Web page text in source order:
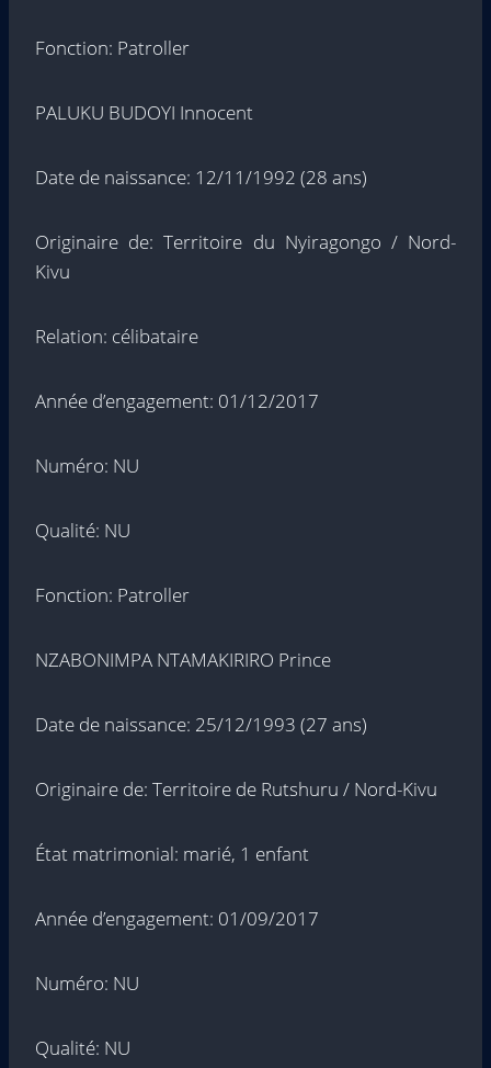
Fonction: Patroller
PALUKU BUDOYI Innocent
Date de naissance: 12/11/1992 (28 ans)
Originaire de: Territoire du Nyiragongo / Nord-
Kivu
Relation: célibataire
Année d’engagement: 01/12/2017
Numéro: NU
Qualité: NU
Fonction: Patroller
NZABONIMPA NTAMAKIRIRO Prince
Date de naissance: 25/12/1993 (27 ans)
Originaire de: Territoire de Rutshuru / Nord-Kivu
État matrimonial: marié, 1 enfant
Année d’engagement: 01/09/2017
Numéro: NU
Qualité: NU